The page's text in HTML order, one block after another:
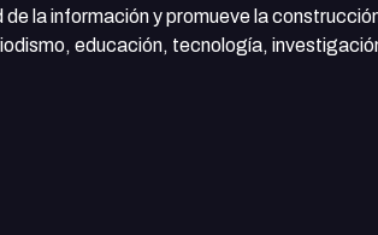
la información y promueve la
educación, tecnología,